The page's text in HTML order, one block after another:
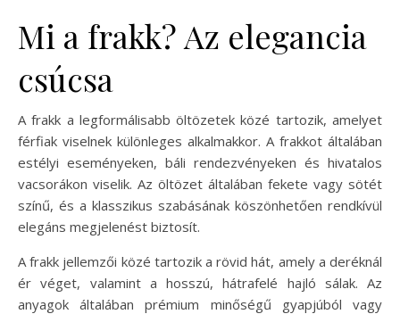
Mi a frakk? Az elegancia
csúcsa
A frakk a legformálisabb öltözetek közé tartozik, amelyet
férfiak viselnek különleges alkalmakkor. A frakkot általában
estélyi eseményeken, báli rendezvényeken és hivatalos
vacsorákon viselik. Az öltözet általában fekete vagy sötét
színű, és a klasszikus szabásának köszönhetően rendkívül
elegáns megjelenést biztosít.
A frakk jellemzői közé tartozik a rövid hát, amely a deréknál
ér véget, valamint a hosszú, hátrafelé hajló sálak. Az
anyagok általában prémium minőségű gyapjúból vagy